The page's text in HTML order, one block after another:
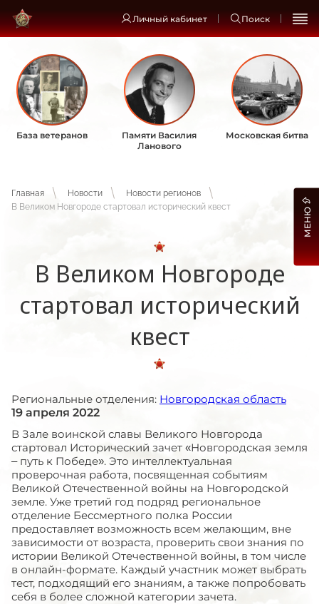
Личный кабинет Поиск
База ветеранов
Памяти Василия
Ланового
Московская битва
Главная Новости
Новости регионов
В Великом Новгороде стартовал исторический квест
В Великом Новгороде
стартовал исторический
квест
Региональные отделения: Новгородская область
19 апреля 2022
В Зале воинской славы Великого Новгорода
стартовал Исторический зачет «Новгородская земля
– путь к Победе». Это интеллектуальная
проверочная работа, посвященная событиям
Великой Отечественной войны на Новгородской
земле. Уже третий год подряд региональное
отделение Бессмертного полка России
предоставляет возможность всем желающим, вне
зависимости от возраста, проверить свои знания по
истории Великой Отечественной войны, в том числе
в онлайн-формате. Каждый участник может выбрать
тест, подходящий его знаниям, а также попробовать
себя в более сложной категории зачета.
МЕНЮ